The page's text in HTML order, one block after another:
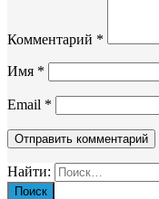
Комментарий *
Имя *
Email *
Найти: